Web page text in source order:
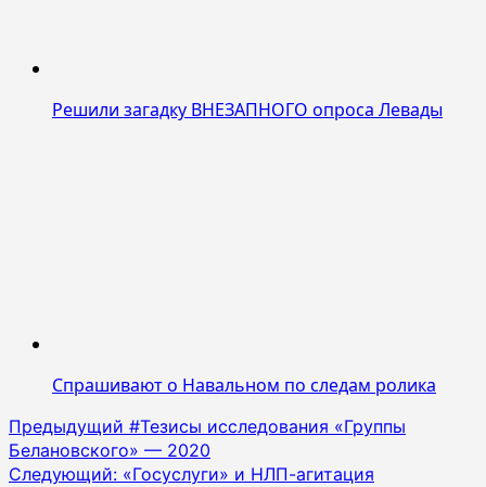
Решили загадку ВНЕЗАПНОГО опроса Левады
Спрашивают о Навальном по следам ролика
Навигация
записи
Предыдущий #Тезисы исследования «Группы
Белановского» — 2020
Следующий: «Госуслуги» и НЛП-агитация